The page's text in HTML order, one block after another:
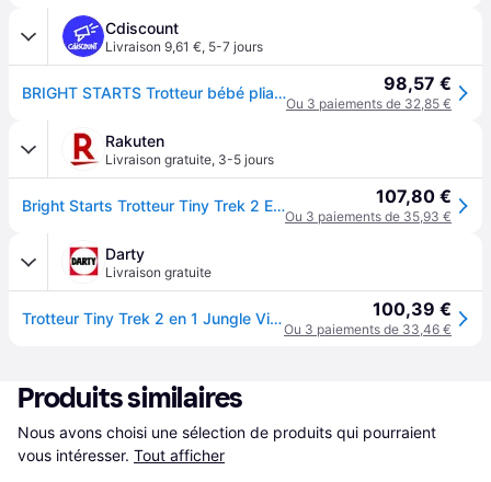
Cdiscount
Livraison 9,61 €, 5-7 jours
BRIGHT STARTS Trotteur bébé pliable 2 en 1 - Animaux de la Jungle Musique et Lumièrescadeau bébé - Blanc 98,57 €
Ou 3 paiements de 32,85 €
Rakuten
Livraison gratuite, 3-5 jours
Bright Starts Trotteur Tiny Trek 2 En 1 - Modèle Jungle Vines - Jouet D'activités - Hauteur Réglable - Lumières Et Sons - A Partir De 6 Mois 107,80 €
Ou 3 paiements de 35,93 €
Darty
Livraison gratuite
Trotteur Tiny Trek 2 en 1 Jungle Vines - Jouet d'activités - Hauteur réglable - Lumières & sons - 6 mois+ 100,39 €
Ou 3 paiements de 33,46 €
Produits similaires
Nous avons choisi une sélection de produits qui pourraient
vous intéresser. Tout afficher